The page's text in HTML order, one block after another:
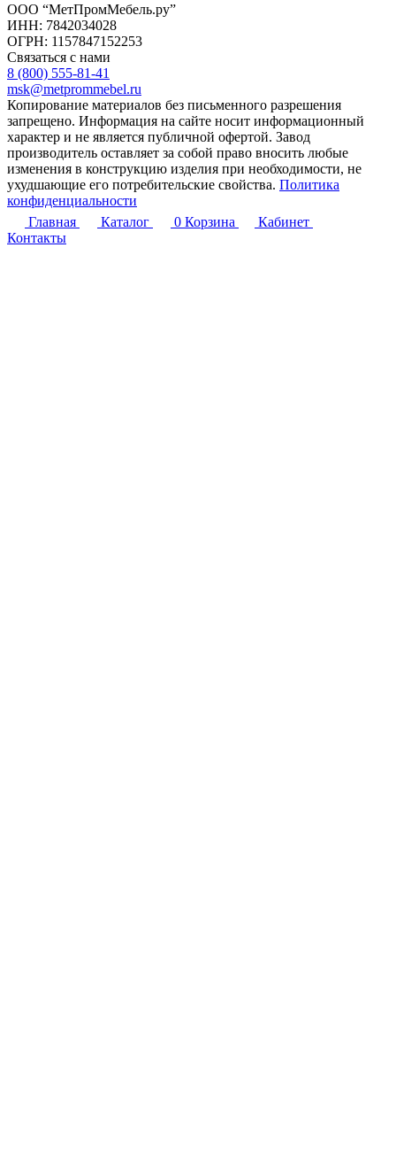
ООО “МетПромМебель.ру”
ИНН: 7842034028
ОГРН: 1157847152253
Связаться с нами
8 (800) 555-81-41
msk@metprommebel.ru
Копирование материалов без письменного разрешения
запрещено. Информация на сайте носит информационный
характер и не является публичной офертой. Завод
производитель оставляет за собой право вносить любые
изменения в конструкцию изделия при необходимости, не
ухудшающие его потребительские свойства. Политика
конфиденциальности
Главная
Каталог 0 Корзина
Кабинет
Контакты